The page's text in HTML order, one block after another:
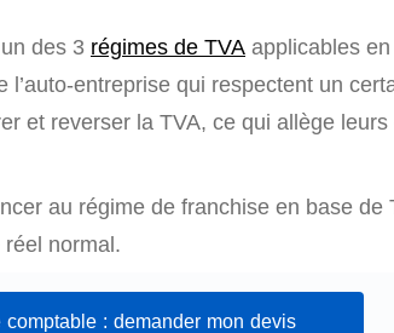
des 3 régimes de TVA applicables
l’auto-entreprise qui respectent un
et reverser la TVA, ce qui allège
au régime de franchise en base de
normal.
comptable : demander mon devis